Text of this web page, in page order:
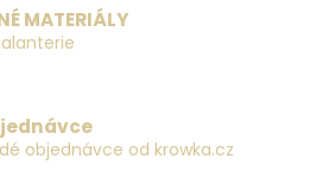
c
í
v
k
y
á
n
í
MATERIÁLY
objednávce od krowka.cz